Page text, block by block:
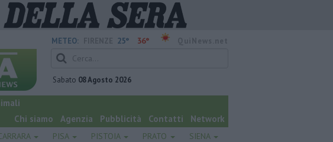
METEO: 25° 36°
Sabato 08 Agosto 2026
Chi siamo
Agenzia Pubblicità Contatti Network
PISA PISTOIA PRATO SIENA